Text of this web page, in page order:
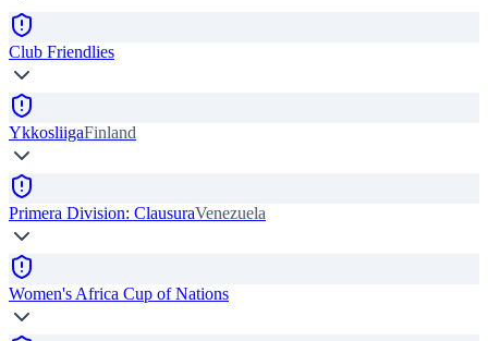
Club Friendlies
YkkosliigaFinland
Primera Division: ClausuraVenezuela
Women's Africa Cup of Nations